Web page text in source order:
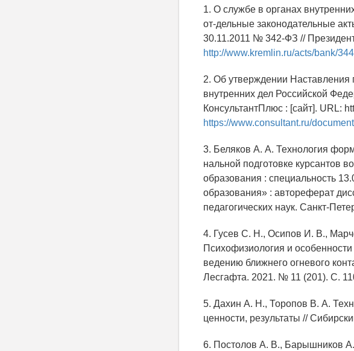
1. О службе в органах
от-дельные законодательные
30.11.2011 № 342-ФЗ //
http://www.kremlin.ru/acts/bank/
2. Об утверждении Наставления
внутренних дел Российской
КонсультантПлюс : [сайт]. URL:
https://www.consultant.ru/
3. Беляков А. А. Технология
нальной подготовке курсантов
образования : специальность
образования» : автореферат
педагогических наук. Санкт-
4. Гусев С. Н., Осипов И. В.,
Психофизиология и
ведению ближнего огневого
Лесгафта. 2021. № 11 (201). С.
5. Дахин А. Н., Торопов В. А.
ценности, результаты //
6. Постолов А. В., Барышников А.